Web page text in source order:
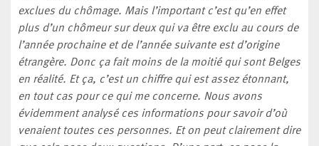
exclues du chômage. Mais l’important c’est qu’en effet
plus d’un chômeur sur deux qui va être exclu au cours de
l’année prochaine et de l’année suivante est d’origine
étrangère. Donc ça fait moins de la moitié qui sont Belges
en réalité. Et ça, c’est un chiffre qui est assez étonnant,
en tout cas pour ce qui me concerne. Nous avons
évidemment analysé ces informations pour savoir d’où
venaient toutes ces personnes. Et on peut clairement dire